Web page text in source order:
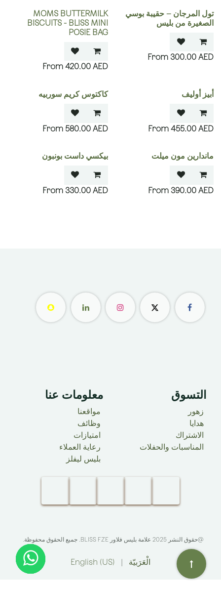
تول المرجان – حقيبة بوسي
الصغيرة من بليس
300.00 AED
MOMS BUTTERMILK
BISCUITS - BLISS MINI
POSIE BAG
420.00 AED
أبيز أوليف
455.00 AED
كاكتوس كريم سوربيه
580.00 AED
ماندارين مون ميلت
390.00 AED
بيكسي داست بونبون
330.00 AED
التسوق
زهور
هدايا
الاشتراك
المناسبات والحفلات
معلومات عنا ​
مواقعنا
وظائف
امتيازات
رعاية العملاء
بليس ليفلز
@حقوق النشر 2025 علامة بليس فلاور BLISS FZE. جميع الحقوق محفوظة.​
الْعَرَبيّة English (US)